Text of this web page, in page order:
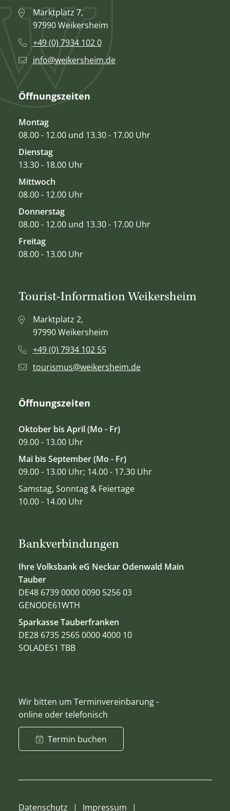
Marktplatz 7,
97990 Weikersheim
+49 (0) 7934 102 0
info@weikersheim.de
Öffnungszeiten
Montag
08.00 - 12.00 und 13.30 - 17.00 Uhr
Dienstag
13.30 - 18.00 Uhr
Mittwoch
08.00 - 12.00 Uhr
Donnerstag
08.00 - 12.00 und 13.30 - 17.00 Uhr
Freitag
08.00 - 13.00 Uhr
Bankverbindungen
Ihre Volksbank eG Neckar Odenwald Main
Tauber
DE48 6739 0000 0090 5256 03
GENODE61WTH
Sparkasse Tauberfranken
DE28 6735 2565 0000 4000 10
SOLADES1 TBB
Wir bitten um Terminvereinbarung -
online oder telefonisch
Termin buchen
Tourist-Information Weikersheim
Marktplatz 2,
97990 Weikersheim
+49 (0) 7934 102 55
tourismus@weikersheim.de
Öffnungszeiten
Oktober bis April (Mo - Fr)
09.00 - 13.00 Uhr
Mai bis September (Mo - Fr)
09.00 - 13.00 Uhr; 14.00 - 17.30 Uhr
Samstag, Sonntag & Feiertage
10.00 - 14.00 Uhr
Datenschutz Impressum